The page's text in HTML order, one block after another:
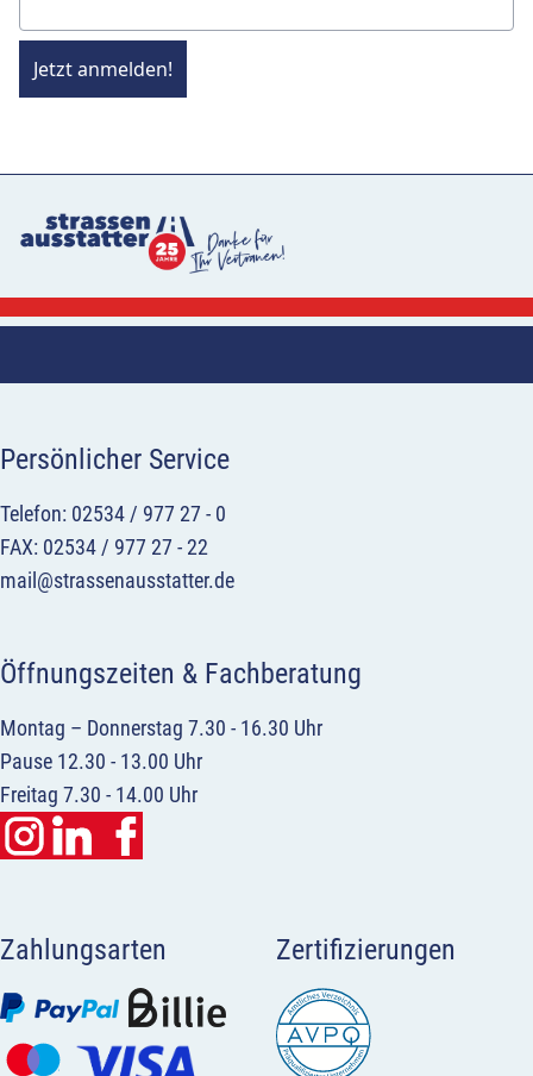
Jetzt anmelden!
Persönlicher Service
Telefon: 02534 / 977 27 - 0
FAX: 02534 / 977 27 - 22
mail@strassenausstatter.de
Öffnungszeiten & Fachberatung
Montag – Donnerstag 7.30 - 16.30 Uhr
Pause 12.30 - 13.00 Uhr
Freitag 7.30 - 14.00 Uhr
Zahlungsarten Zertifizierungen